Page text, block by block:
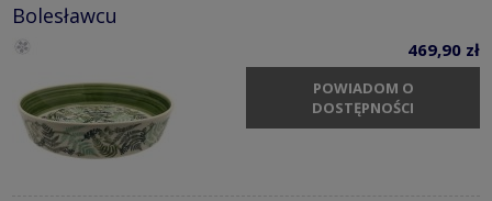
Bolesławcu
469,90 zł
POWIADOM O
DOSTĘPNOŚCI